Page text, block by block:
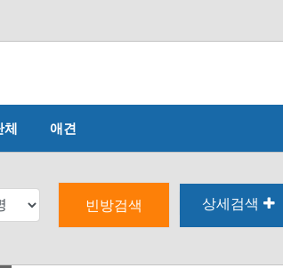
체 애견
빈방검색 상세검색